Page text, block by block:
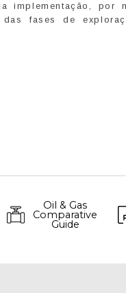
implementação, por
fases de
Oil & Gas
Comparative
Guide